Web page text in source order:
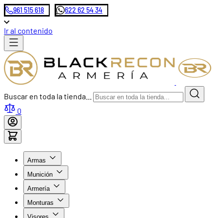
961 515 618 622 62 54 34
Ir al contenido
Buscar en toda la tienda...
0
Armas
Munición
Armería
Monturas